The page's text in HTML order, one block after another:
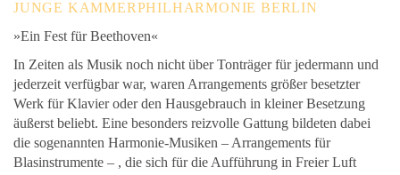
JUNGE KAMMERPHILHARMONIE BERLIN
»Ein Fest für Beethoven«
In Zeiten als Musik noch nicht über Tonträger für jedermann und
jederzeit verfügbar war, waren Arrangements größer besetzter
Werk für Klavier oder den Hausgebrauch in kleiner Besetzung
äußerst beliebt. Eine besonders reizvolle Gattung bildeten dabei
die sogenannten Harmonie-Musiken – Arrangements für
Blasinstrumente – , die sich für die Aufführung in Freier Luft